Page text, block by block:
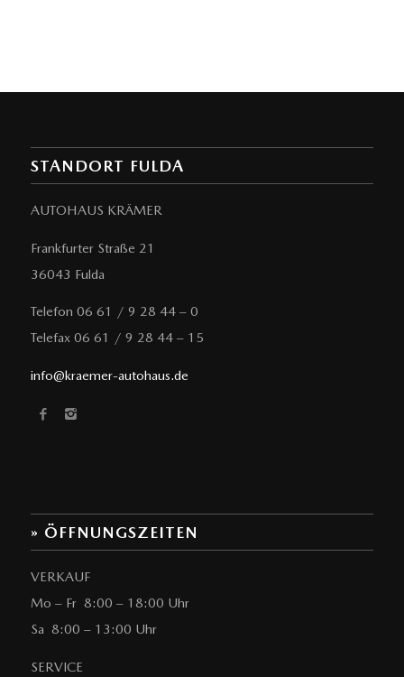
STANDORT FULDA
AUTOHAUS KRÄMER
Frankfurter Straße 21
36043 Fulda
Telefon 06 61 / 9 28 44 – 0
Telefax 06 61 / 9 28 44 – 15
info@kraemer-autohaus.de
» ÖFFNUNGSZEITEN
VERKAUF
Mo – Fr 8:00 – 18:00 Uhr
Sa 8:00 – 13:00 Uhr
SERVICE